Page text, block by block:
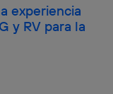
experiencia
y RV para la